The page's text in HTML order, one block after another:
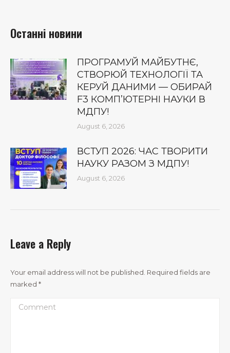
Останні новини
ПРОГРАМУЙ МАЙБУТНЄ,
СТВОРЮЙ ТЕХНОЛОГІЇ ТА
КЕРУЙ ДАНИМИ — ОБИРАЙ
F3 КОМП’ЮТЕРНІ НАУКИ В
МДПУ!
August 6, 2026
ВСТУП 2026: ЧАС ТВОРИТИ
НАУКУ РАЗОМ З МДПУ!
August 6, 2026
Leave a Reply
Your email address will not be published. Required fields are
marked *
Comment